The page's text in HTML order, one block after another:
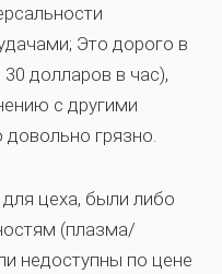
Это дорого в
долларов в час),
с другими
довольно грязно.
цеха, были либо
(плазма/
недоступны по цене